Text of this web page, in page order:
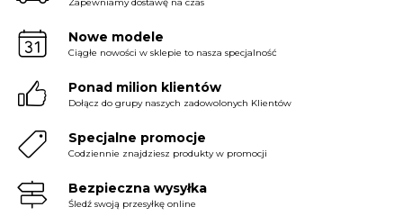
Nowe modele
Ciągłe nowości w sklepie to nasza specjalność
Ponad milion klientów
Dołącz do grupy naszych zadowolonych Klientów
Specjalne promocje
Codziennie znajdziesz produkty w promocji
Bezpieczna wysyłka
Śledź swoją przesyłkę online